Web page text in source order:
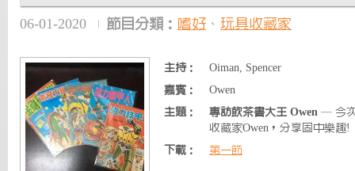
06-01-2020 節目分類： 嗜好 、 玩具收藏家
主持：
Oiman, Spencer
嘉賓：
Owen
主題：
專訪飲茶書大王 Owen — 今
收藏家Owen，分享固中樂趣!
下載：
第一節